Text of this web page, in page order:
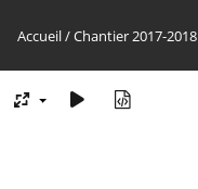
Accueil/Chantier 2017-2018